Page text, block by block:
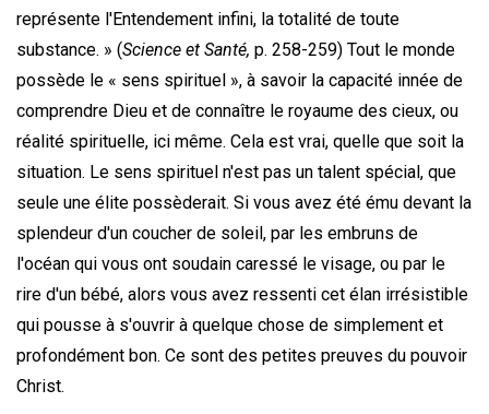
représente l'Entendement infini, la totalité de toute
substance. » (Science et Santé, p. 258-259) Tout le monde
possède le « sens spirituel », à savoir la capacité innée de
comprendre Dieu et de connaître le royaume des cieux, ou
réalité spirituelle, ici même. Cela est vrai, quelle que soit la
situation. Le sens spirituel n'est pas un talent spécial, que
seule une élite possèderait. Si vous avez été ému devant la
splendeur d'un coucher de soleil, par les embruns de
l'océan qui vous ont soudain caressé le visage, ou par le
rire d'un bébé, alors vous avez ressenti cet élan irrésistible
qui pousse à s'ouvrir à quelque chose de simplement et
profondément bon. Ce sont des petites preuves du pouvoir
Christ.